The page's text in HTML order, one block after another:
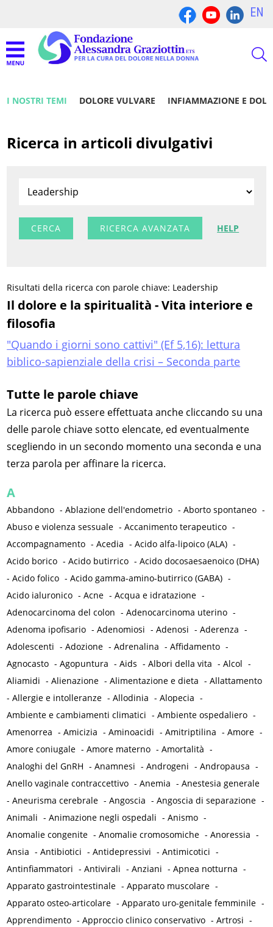
EN
I NOSTRI TEMI DOLORE VULVARE INFIAMMAZIONE E
Ricerca in articoli divulgativi
RICERCA AVANZATA HELP
Risultati della ricerca con parole chiave: Leadership
Il dolore e la spiritualità - Vita interiore e
filosofia
"Quando i giorni sono cattivi" (Ef 5,16): lettura
biblico-sapienziale della crisi – Seconda parte
Tutte le parole chiave
La ricerca può essere effettuata anche cliccando su una
delle parole chiave sotto elencate, ed eventualmente
scegliendo in un secondo momento una seconda e una
terza parola per affinare la ricerca.
A
Abbandono -Ablazione dell'endometrio -Aborto spontaneo -
Abuso e violenza sessuale -Accanimento terapeutico -
Accompagnamento -Acedia -Acido alfa-lipoico (ALA) -
Acido borico -Acido butirrico -Acido docosaesaenoico (DHA)
-Acido folico -Acido gamma-amino-butirrico (GABA) -
Acido ialuronico -Acne -Acqua e idratazione -
Adenocarcinoma del colon -Adenocarcinoma uterino -
Adenoma ipofisario -Adenomiosi -Adenosi -Aderenza -
Adolescenti -Adozione -Adrenalina -Affidamento -
Agnocasto -Agopuntura -Aids -Albori della vita -Alcol -
Aliamidi -Alienazione -Alimentazione e dieta -Allattamento
-Allergie e intolleranze -Allodinia -Alopecia -
Ambiente e cambiamenti climatici -Ambiente ospedaliero -
Amenorrea -Amicizia -Aminoacidi -Amitriptilina -Amore -
Amore coniugale -Amore materno -Amortalità -
Analoghi del GnRH -Anamnesi -Androgeni -Andropausa -
Anello vaginale contraccettivo -Anemia -Anestesia generale
-Aneurisma cerebrale -Angoscia -Angoscia di separazione -
Animali -Animazione negli ospedali -Anismo -
Anomalie congenite -Anomalie cromosomiche -Anoressia -
Ansia -Antibiotici -Antidepressivi -Antimicotici -
Antinfiammatori -Antivirali -Anziani -Apnea notturna -
Apparato gastrointestinale -Apparato muscolare -
Apparato osteo-articolare -Apparato uro-genitale femminile -
Apprendimento -Approccio clinico conservativo -Artrosi -